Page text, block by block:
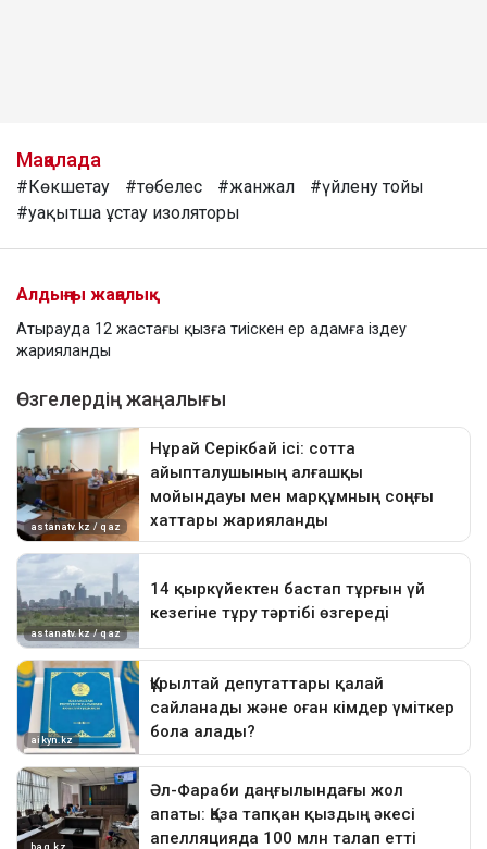
Мақалада
#Көкшетау #төбелес #жанжал
#үйлену тойы
#уақытша ұстау изоляторы
Алдыңғы жаңалық
Атырауда 12 жастағы қызға тиіскен ер адамға іздеу
жарияланды